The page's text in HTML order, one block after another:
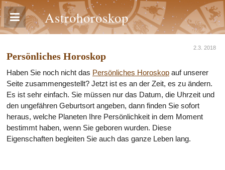
Astrohoroskop
2.3. 2018
Persönliches Horoskop
Haben Sie noch nicht das Persönliches Horoskop auf unserer
Seite zusammengestellt? Jetzt ist es an der Zeit, es zu ändern.
Es ist sehr einfach. Sie müssen nur das Datum, die Uhrzeit und
den ungefähren Geburtsort angeben, dann finden Sie sofort
heraus, welche Planeten Ihre Persönlichkeit in dem Moment
bestimmt haben, wenn Sie geboren wurden. Diese
Eigenschaften begleiten Sie auch das ganze Leben lang.